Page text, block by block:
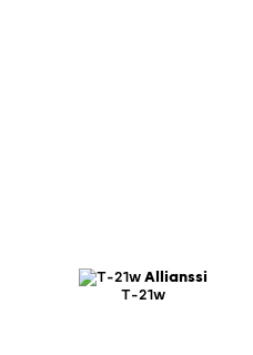
Allianssi
T-21w